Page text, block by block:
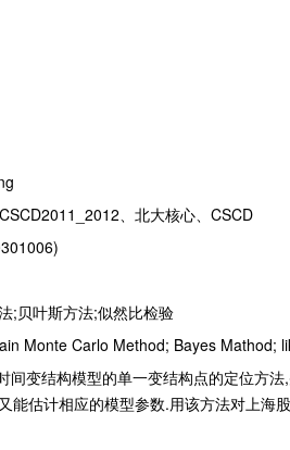
、北大核心、CSCD
;贝叶斯方法;似然比检验
Monte Carlo Method; Bayes Mathod;
间变结构模型的单一变结构点的定位方
能估计相应的模型参数.用该方法对上海